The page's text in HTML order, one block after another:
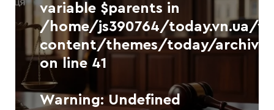
variable $parents in
/home/js390764/today.vn.ua/
content/themes/today/
on line 41
Warning: Undefined
Warning
: Undefined
variable $separator in